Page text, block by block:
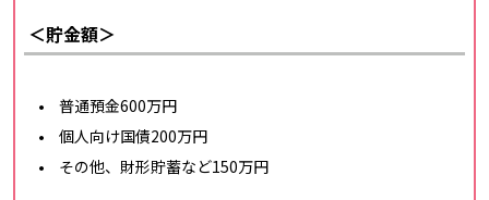
＜貯金額＞
普通預金600万円
個人向け国債200万円
その他、財形貯蓄など150万円